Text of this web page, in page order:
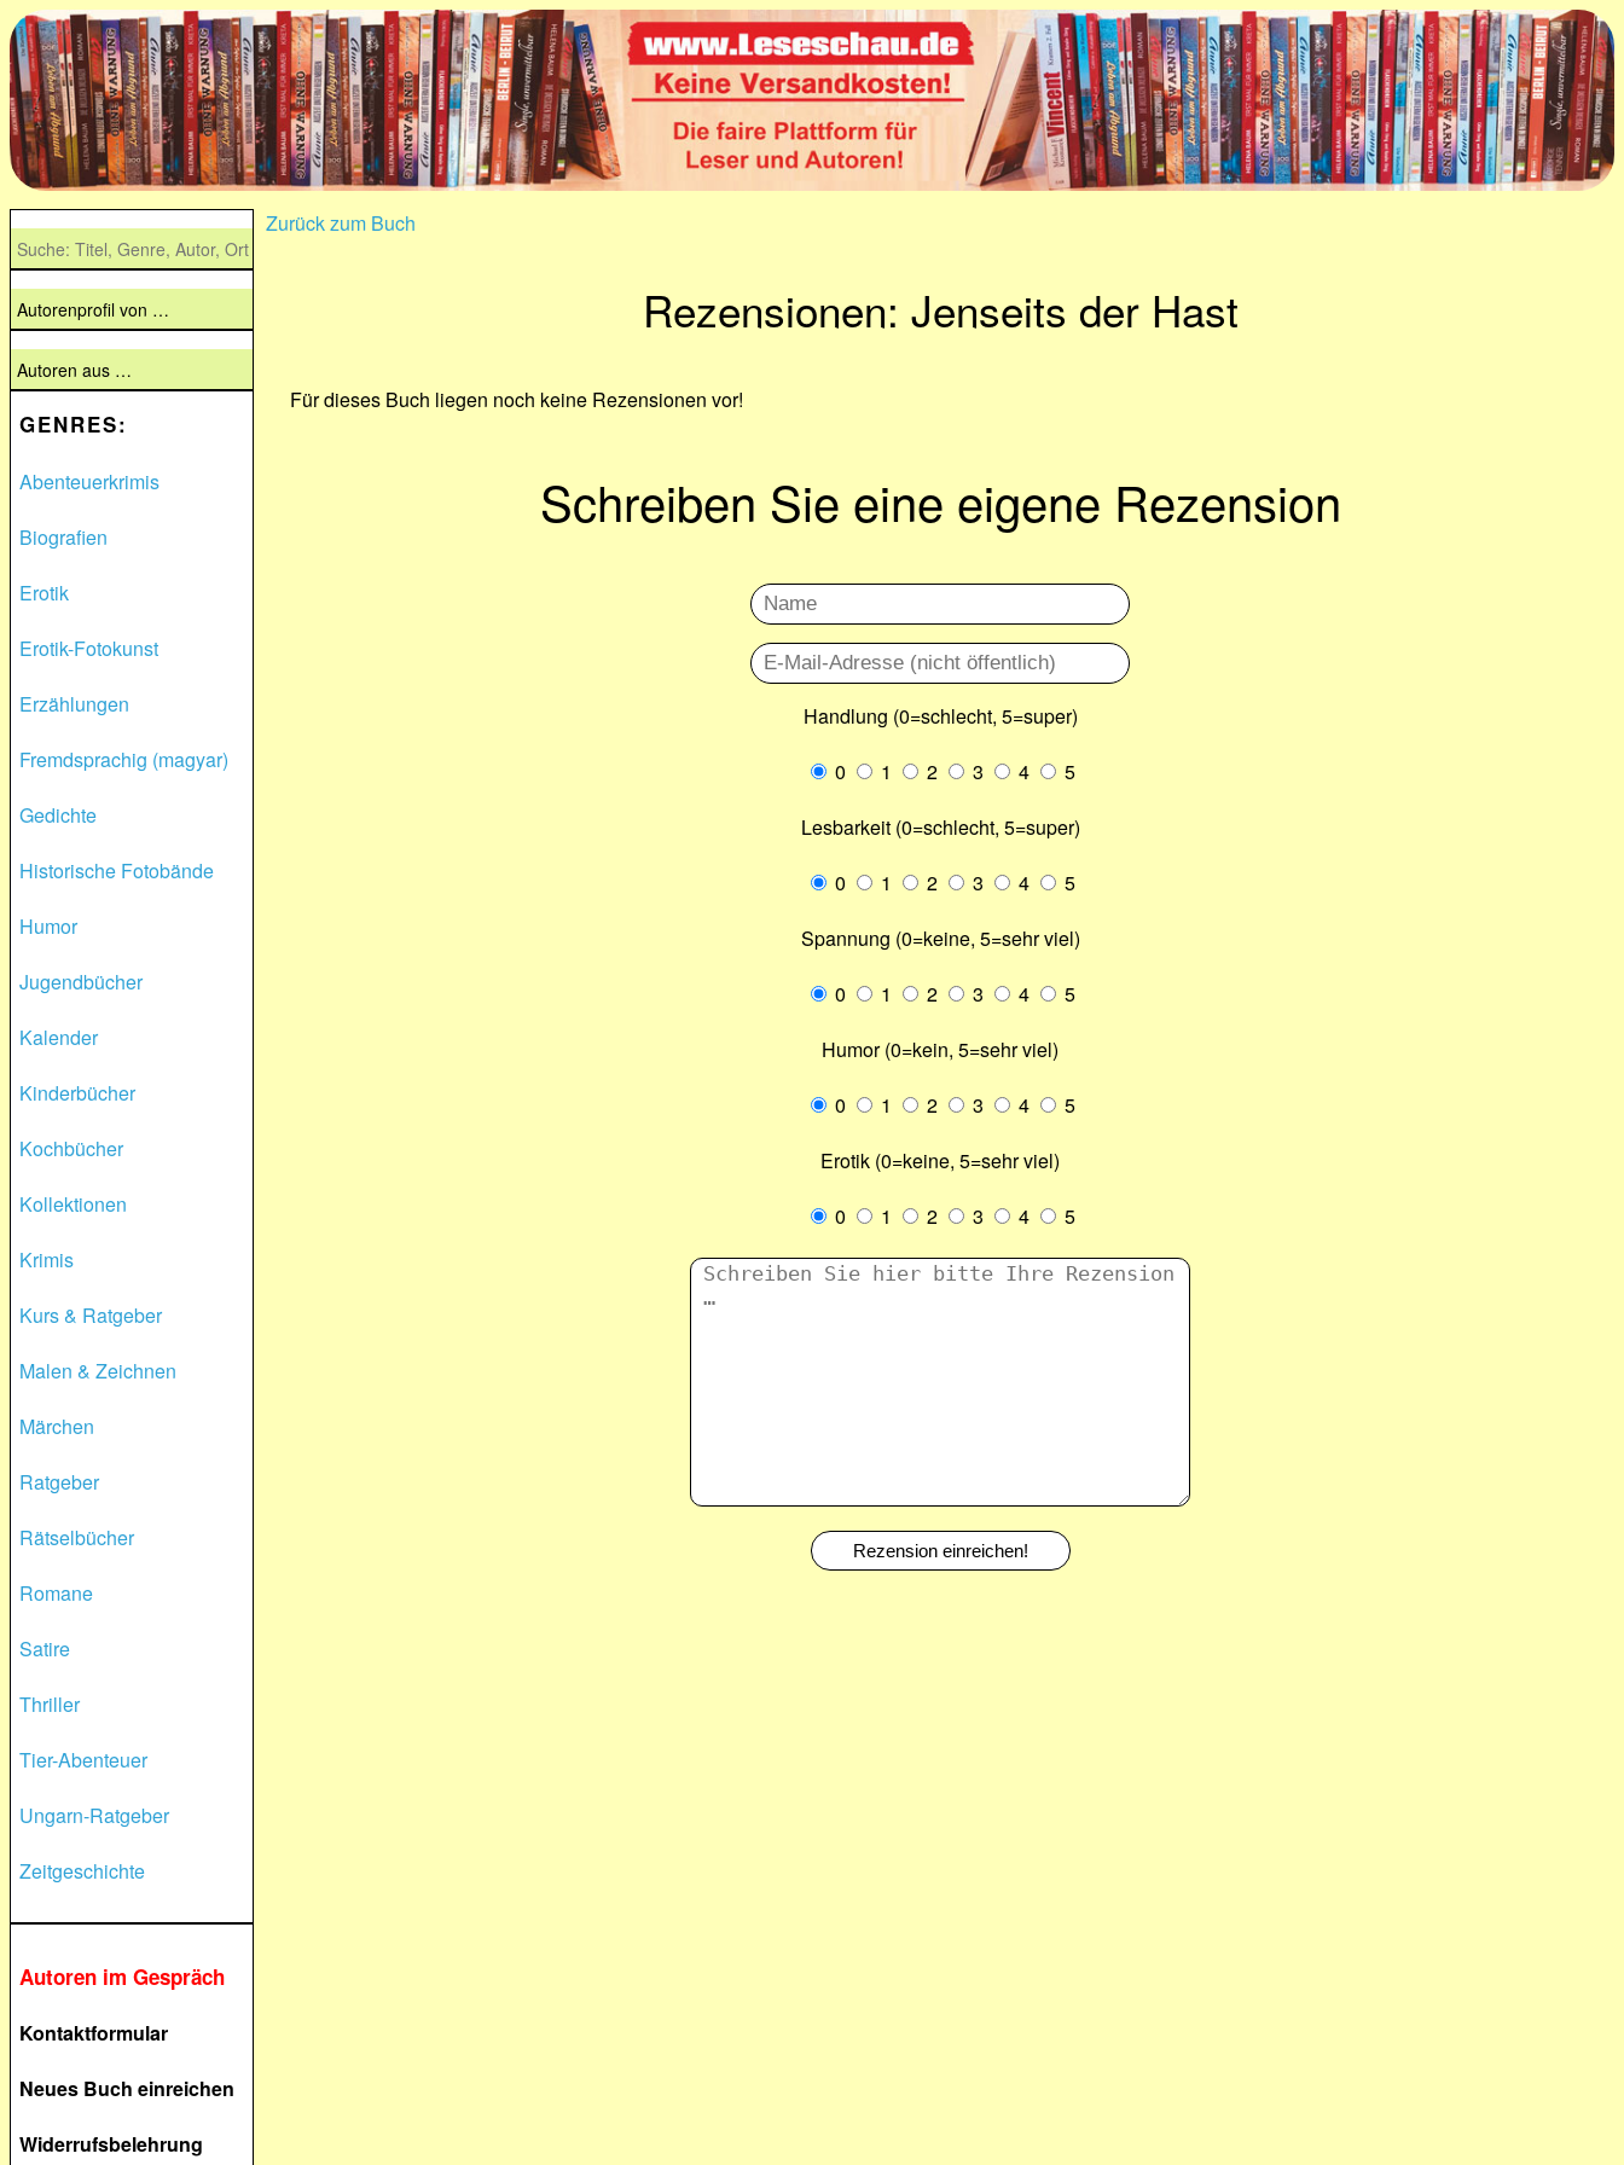
GENRES:
Abenteuerkrimis
Biografien
Erotik
Erotik-Fotokunst
Erzählungen
Fremdsprachig (magyar)
Gedichte
Historische Fotobände
Humor
Jugendbücher
Kalender
Kinderbücher
Kochbücher
Kollektionen
Krimis
Kurs & Ratgeber
Malen & Zeichnen
Märchen
Ratgeber
Rätselbücher
Romane
Satire
Thriller
Tier-Abenteuer
Ungarn-Ratgeber
Zeitgeschichte
Autoren im Gespräch
Kontaktformular
Neues Buch einreichen
Widerrufsbelehrung
Zurück zum Buch
Rezensionen: Jenseits der Hast
Für dieses Buch liegen noch keine Rezensionen vor!
Schreiben Sie eine eigene Rezension
Handlung (0=schlecht, 5=super)
0
1 2 3 4
5
Lesbarkeit (0=schlecht, 5=super)
0
1 2 3 4
5
Spannung (0=keine, 5=sehr viel)
0
1 2 3 4
5
Humor (0=kein, 5=sehr viel)
0
1 2 3 4
5
Erotik (0=keine, 5=sehr viel)
0
1 2 3 4 5